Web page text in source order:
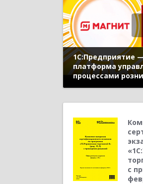
1С:Предприятие
платформа
процессами
с